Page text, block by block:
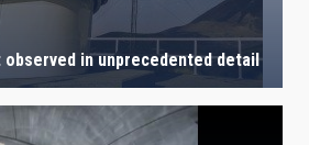
observed in unprecedented detail